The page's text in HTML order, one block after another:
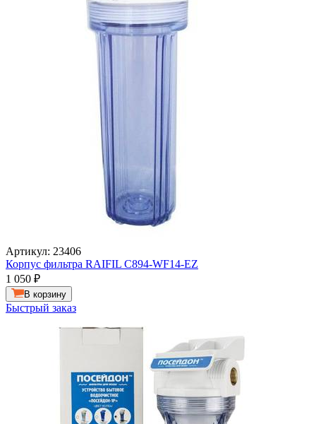
Артикул: 23406
Корпус фильтра RAIFIL C894-WF14-EZ
1 050 ₽
В корзину
Быстрый заказ